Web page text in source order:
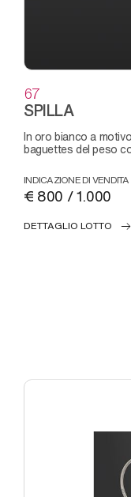
67
SPILLA
in oro bianco a motivo vegetale con brillanti, diamanti
baguettes del peso
INDICAZIONE DI VENDITA
€ 800 / 1.000
DETTAGLIO LOTTO